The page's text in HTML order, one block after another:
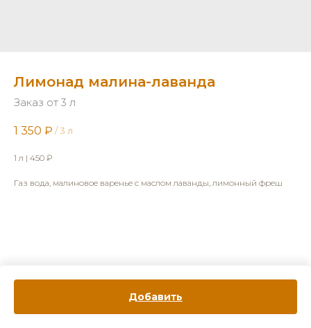
Лимонад малина-лаванда
Заказ от 3 л
1 350 ₽ / 3 л
Добавить
1 л | 450 ₽
Газ вода, малиновое варенье с маслом лаванды, лимонный фреш